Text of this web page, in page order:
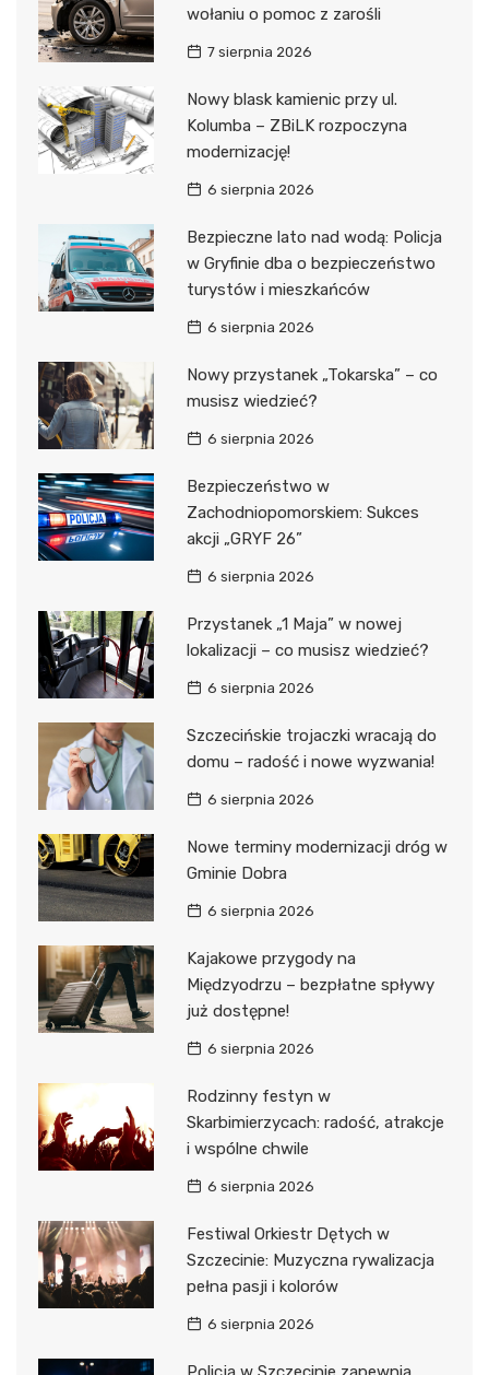
wołaniu o pomoc z zarośli
7 sierpnia 2026
Nowy blask kamienic przy ul.
Kolumba – ZBiLK rozpoczyna
modernizację!
6 sierpnia 2026
Bezpieczne lato nad wodą: Policja
w Gryfinie dba o bezpieczeństwo
turystów i mieszkańców
6 sierpnia 2026
Nowy przystanek „Tokarska” – co
musisz wiedzieć?
6 sierpnia 2026
Bezpieczeństwo w
Zachodniopomorskiem: Sukces
akcji „GRYF 26”
6 sierpnia 2026
Przystanek „1 Maja” w nowej
lokalizacji – co musisz wiedzieć?
6 sierpnia 2026
Szczecińskie trojaczki wracają do
domu – radość i nowe wyzwania!
6 sierpnia 2026
Nowe terminy modernizacji dróg w
Gminie Dobra
6 sierpnia 2026
Kajakowe przygody na
Międzyodrzu – bezpłatne spływy
już dostępne!
6 sierpnia 2026
Rodzinny festyn w
Skarbimierzycach: radość, atrakcje
i wspólne chwile
6 sierpnia 2026
Festiwal Orkiestr Dętych w
Szczecinie: Muzyczna rywalizacja
pełna pasji i kolorów
6 sierpnia 2026